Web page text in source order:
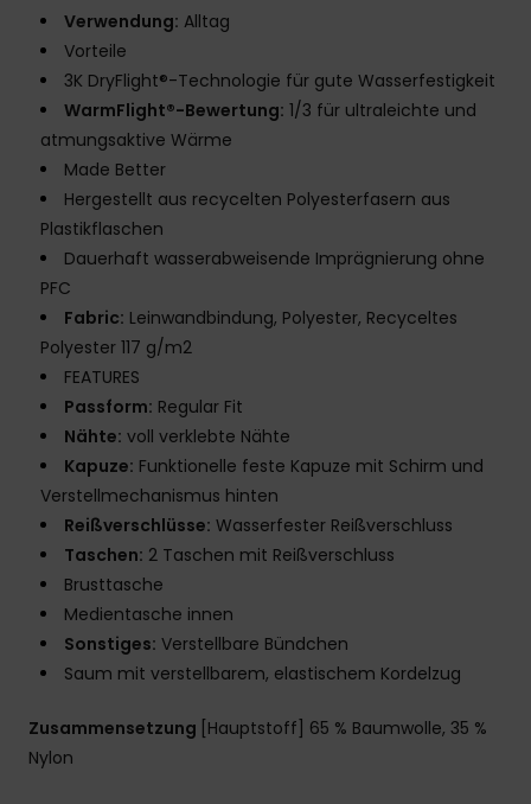
Verwendung: Alltag
Vorteile
3K DryFlight®-Technologie für gute Wasserfestigkeit
WarmFlight®-Bewertung: 1/3 für ultraleichte und
atmungsaktive Wärme
Made Better
Hergestellt aus recycelten Polyesterfasern aus
Plastikflaschen
Dauerhaft wasserabweisende Imprägnierung ohne
PFC
Fabric: Leinwandbindung, Polyester, Recyceltes
Polyester 117 g/m2
FEATURES
Passform: Regular Fit
Nähte: voll verklebte Nähte
Kapuze: Funktionelle feste Kapuze mit Schirm und
Verstellmechanismus hinten
Reißverschlüsse: Wasserfester Reißverschluss
Taschen: 2 Taschen mit Reißverschluss
Brusttasche
Medientasche innen
Sonstiges: Verstellbare Bündchen
Saum mit verstellbarem, elastischem Kordelzug
Zusammensetzung [Hauptstoff] 65 % Baumwolle, 35 %
Nylon